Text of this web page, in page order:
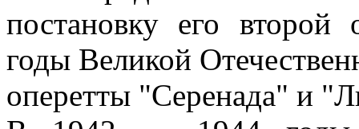
постановку его
годы Великой
оперетты "Серенада" и